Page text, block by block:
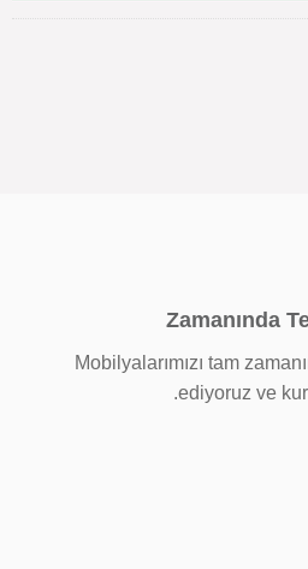
Zamanında
Mobilyalarımızı tam
ediyoruz ve